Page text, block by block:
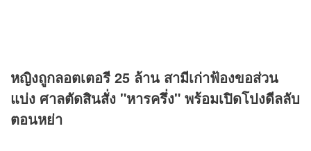
หญิงถูกลอตเตอรี 25 ล้าน สามีเก่าฟ้องขอส่วน
แบ่ง ศาลตัดสินสั่ง "หารครึ่ง" พร้อมเปิดโปงดีลลับ
ตอนหย่า